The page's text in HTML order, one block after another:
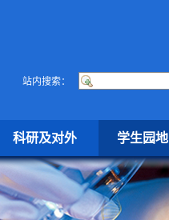
站内搜索：
科研及对外 学生园地